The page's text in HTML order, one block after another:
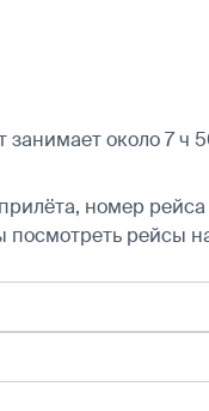
около 7 ч
номер
посмотреть рейсы